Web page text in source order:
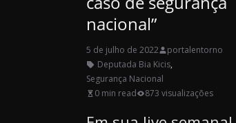
nacional”
5 de julho de 2022
portalentorno
Deputada Bia Kicis,
Segurança Nacional
0 min read
873 visualizações